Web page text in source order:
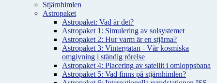
Stjärnhimlen
Astropaket
Astropaket: Vad är det?
Astropaket 1: Simulering av solsystemet
Astropaket 2: Hur varm är en stjärna?
Astropaket 3: Vintergatan - Vår kosmiska
omgivning i ständig rörelse
Astropaket 4: Placering av satellit i omloppsbana
Astropaket 5: Vad finns på stjärnhimlen?